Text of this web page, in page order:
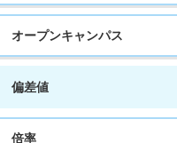
オープンキャンパス
偏差値
倍率